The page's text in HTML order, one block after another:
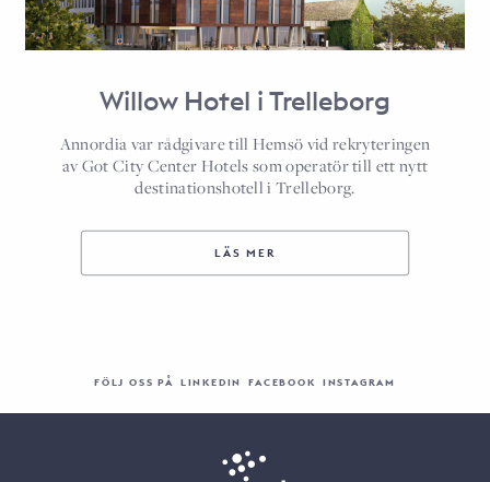
Willow Hotel i Trelleborg
Annordia var rådgivare till Hemsö vid rekryteringen
av Got City Center Hotels som operatör till ett nytt
destinationshotell i Trelleborg.
LÄS MER
FÖLJ OSS PÅ LINKEDIN FACEBOOK INSTAGRAM